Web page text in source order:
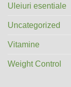
Uleiuri esentiale
Uncategorized
Vitamine
Weight Control